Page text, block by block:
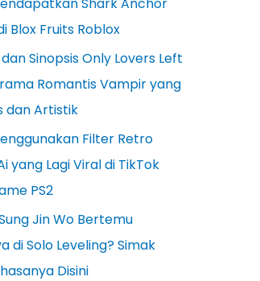
Blox Fruits Roblox
Sinopsis Only Lovers Left
Romantis Vampir yang
dan Artistik
Filter Retro
yang Lagi Viral di TikTok
PS2
Jin Wo Bertemu
di Solo Leveling? Simak
Disini